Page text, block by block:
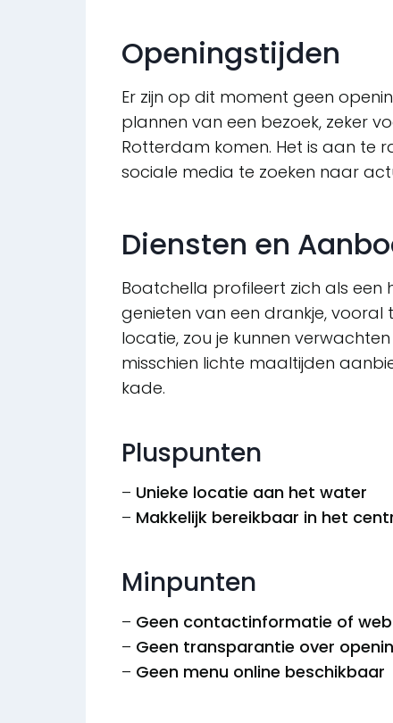
Openingstijden
Er zijn op dit moment geen
plannen van een bezoek, zeker
Rotterdam komen. Het is aan te
sociale media te zoeken naar
Diensten en
Boatchella profileert zich als
genieten van een drankje, vooral
locatie, zou je kunnen
misschien lichte maaltijden
kade.
Pluspunten
– Unieke locatie aan het water
– Makkelijk bereikbaar in het
Minpunten
– Geen contactinformatie of
– Geen transparantie over
– Geen menu online beschikbaar